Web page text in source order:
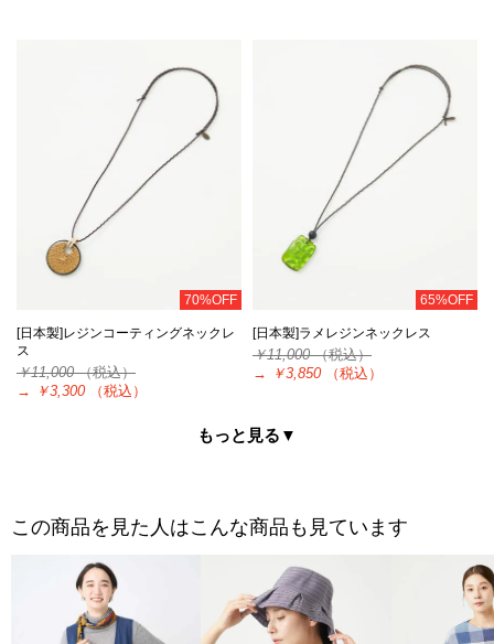
70%OFF
[日本製]レジンコーティングネックレ
ス
￥11,000（税込）
→
￥3,300 （税込）
65%OFF
[日本製]ラメレジンネックレス
￥11,000（税込）
→
￥3,850 （税込）
もっと見る▼
この商品を見た人はこんな商品も見ています